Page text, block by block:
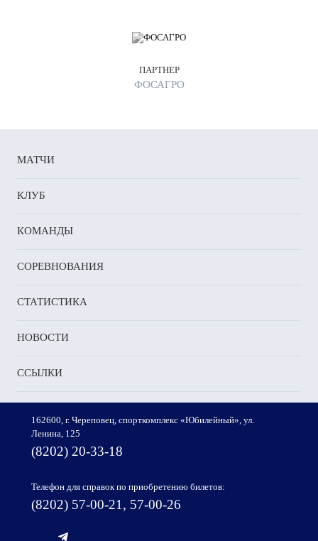
ПАРТНЕР
ФОСАГРО
МАТЧИ
КЛУБ
КОМАНДЫ
СОРЕВНОВАНИЯ
СТАТИСТИКА
НОВОСТИ
ССЫЛКИ
162600, г. Череповец, спорткомплекс «Юбилейный», ул.
Ленина, 125
(8202) 20-33-18
Телефон для справок по приобретению билетов:
(8202) 57-00-21, 57-00-26